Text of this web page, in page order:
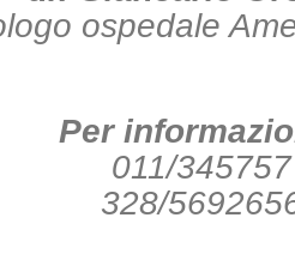
ospedale
Per
011/345757
328/